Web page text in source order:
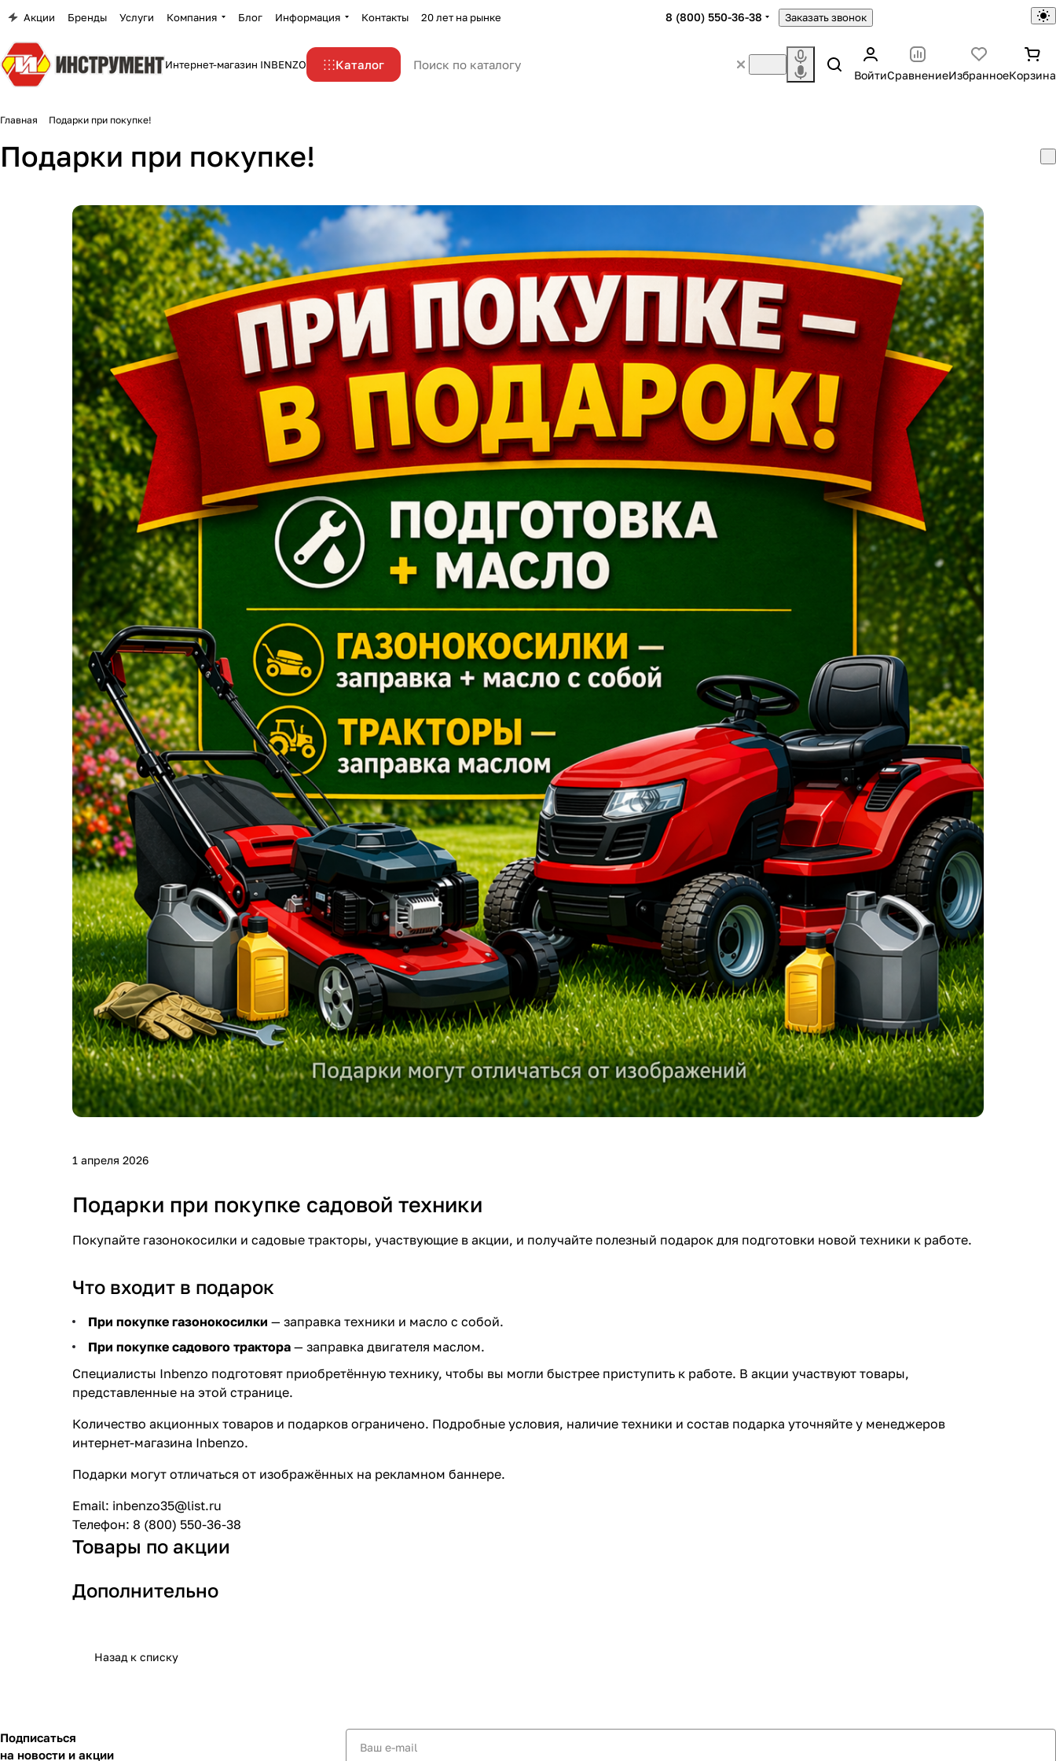
Акции Бренды Услуги Компания Блог Информация Контакты 20 лет на рынке 8 (800) 550-36-38 Заказать звонок
Интернет-магазин INBENZO Каталог
ВойтиСравнениеИзбранноеКорзина
Главная Подарки при покупке!
Подарки при покупке!
1 апреля 2026
Подарки при покупке садовой техники
Покупайте газонокосилки и садовые тракторы, участвующие в акции, и получайте полезный подарок для подготовки новой техники к работе.
Что входит в подарок
При покупке газонокосилки — заправка техники и масло с собой.
При покупке садового трактора — заправка двигателя маслом.
Специалисты Inbenzo подготовят приобретённую технику, чтобы вы могли быстрее приступить к работе. В акции участвуют товары,
представленные на этой странице.
Количество акционных товаров и подарков ограничено. Подробные условия, наличие техники и состав подарка уточняйте у менеджеров
интернет-магазина Inbenzo.
Подарки могут отличаться от изображённых на рекламном баннере.
Email: inbenzo35@list.ru
Телефон: 8 (800) 550-36-38
Товары по акции
Дополнительно
Назад к списку
Подписаться
на новости и акции